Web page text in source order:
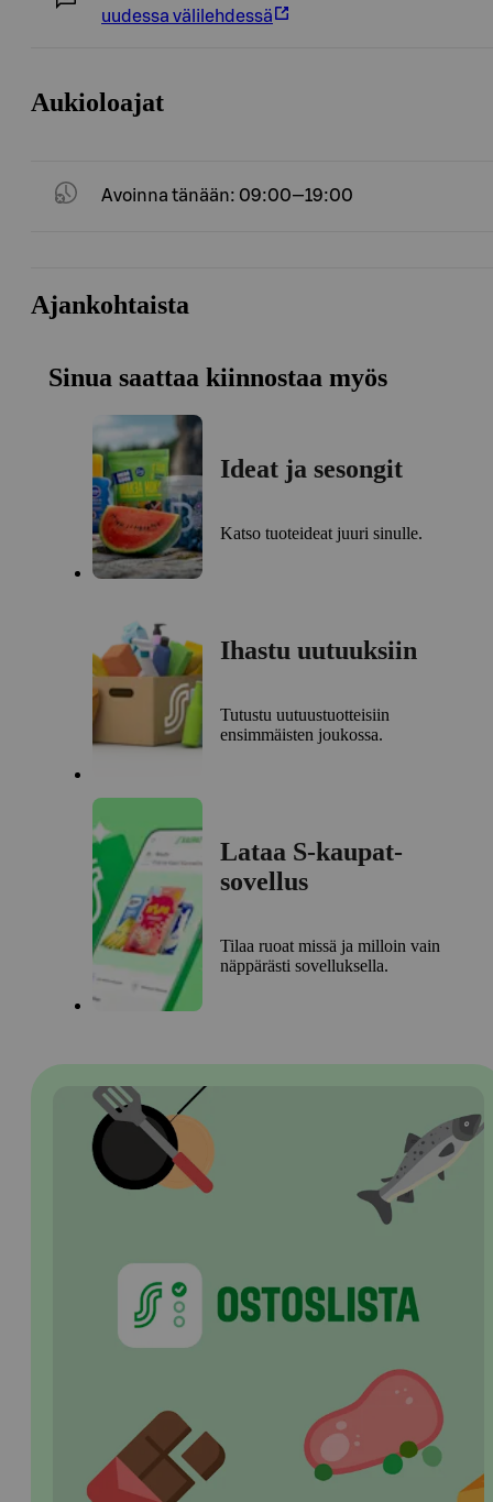
uudessa välilehdessä
Aukioloajat
Avoinna tänään: 09:00—19:00
Ajankohtaista
Sinua saattaa kiinnostaa myös
Ideat ja sesongit
Katso tuoteideat juuri sinulle.
Ihastu uutuuksiin
Tutustu uutuustuotteisiin
ensimmäisten joukossa.
Lataa S-kaupat-
sovellus
Tilaa ruoat missä ja milloin vain
näppärästi sovelluksella.